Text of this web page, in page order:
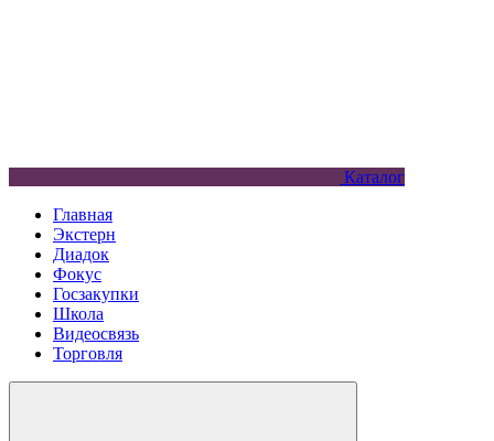
Каталог
Главная
Экстерн
Диадок
Фокус
Госзакупки
Школа
Видеосвязь
Торговля